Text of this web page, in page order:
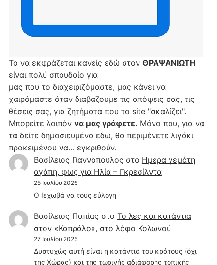
Το να εκφράζεται κανείς εδώ στον ΘΡΑΨΑΝΙΩΤΗ
είναι πολύ σπουδαίο για
μας που το διαχειριζόμαστε, μας κάνει να
χαιρόμαστε όταν διαβάζουμε τις απόψεις σας, τις
θέσεις σας, για ζητήματα που το site "σκαλίζει".
Μπορείτε λοιπόν να μας γράφετε. Μόνο που, για να
τα δείτε δημοσιευμένα εδώ, θα περιμένετε λιγάκι
προκειμένου να… εγκριθούν.
Βασίλειος Γιαννοπουλος στο Hμέρα γεμάτη
αγάπη, φως για Ηλία – Γκρεσίλντα
25 Ιουλίου 2026
Ο Ιεχωβά να τους εύλογη
Βασίλειος Παπίας στο Το λες και κατάντια
στον «Καπράλο», στο λόφο Κολωνού
27 Ιουλίου 2025
Δυστυχώς αυτή είναι η κατάντια του κράτους (όχι
της Χώρας) και της τωρινής αδιάφορης τοπικής